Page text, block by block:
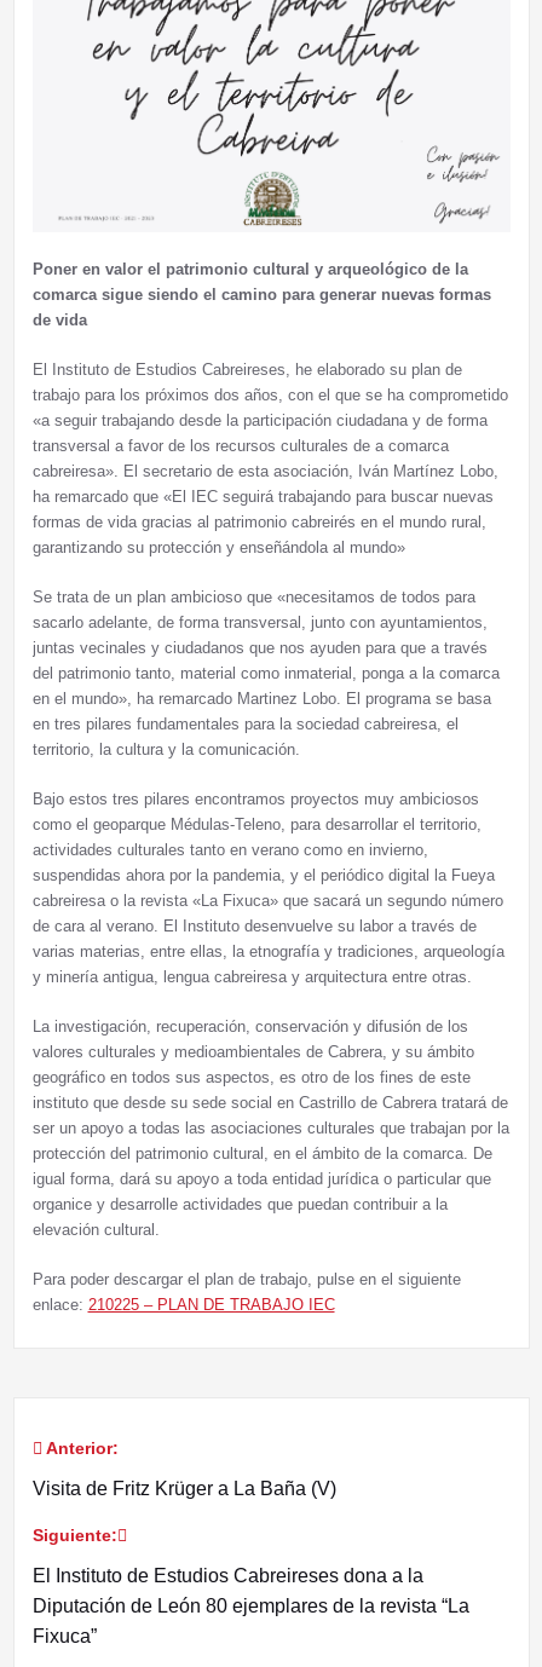
Poner en valor el patrimonio cultural y arqueológico de la
comarca sigue siendo el camino para generar nuevas formas
de vida
El Instituto de Estudios Cabreireses, he elaborado su plan de
trabajo para los próximos dos años, con el que se ha comprometido
«a seguir trabajando desde la participación ciudadana y de forma
transversal a favor de los recursos culturales de a comarca
cabreiresa». El secretario de esta asociación, Iván Martínez Lobo,
ha remarcado que «El IEC seguirá trabajando para buscar nuevas
formas de vida gracias al patrimonio cabreirés en el mundo rural,
garantizando su protección y enseñándola al mundo»
Se trata de un plan ambicioso que «necesitamos de todos para
sacarlo adelante, de forma transversal, junto con ayuntamientos,
juntas vecinales y ciudadanos que nos ayuden para que a través
del patrimonio tanto, material como inmaterial, ponga a la comarca
en el mundo», ha remarcado Martinez Lobo. El programa se basa
en tres pilares fundamentales para la sociedad cabreiresa, el
territorio, la cultura y la comunicación.
Bajo estos tres pilares encontramos proyectos muy ambiciosos
como el geoparque Médulas-Teleno, para desarrollar el territorio,
actividades culturales tanto en verano como en invierno,
suspendidas ahora por la pandemia, y el periódico digital la Fueya
cabreiresa o la revista «La Fixuca» que sacará un segundo número
de cara al verano. El Instituto desenvuelve su labor a través de
varias materias, entre ellas, la etnografía y tradiciones, arqueología
y minería antigua, lengua cabreiresa y arquitectura entre otras.
La investigación, recuperación, conservación y difusión de los
valores culturales y medioambientales de Cabrera, y su ámbito
geográfico en todos sus aspectos, es otro de los fines de este
instituto que desde su sede social en Castrillo de Cabrera tratará de
ser un apoyo a todas las asociaciones culturales que trabajan por la
protección del patrimonio cultural, en el ámbito de la comarca. De
igual forma, dará su apoyo a toda entidad jurídica o particular que
organice y desarrolle actividades que puedan contribuir a la
elevación cultural.
Para poder descargar el plan de trabajo, pulse en el siguiente
enlace: 210225 – PLAN DE TRABAJO IEC
Navegación
entradas
Anterior:
Visita de Fritz Krüger a La Baña (V)
Siguiente:
El Instituto de Estudios Cabreireses dona a la
Diputación de León 80 ejemplares de la revista “La
Fixuca”